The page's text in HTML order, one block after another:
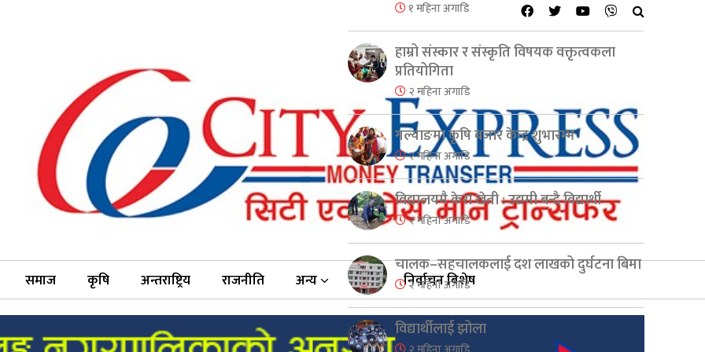
समाज कृषि अन्तराष्ट्रिय राजनीति अन्य निर्वाचन बिशेष
१ महिना अगाडि
हाम्रो संस्कार र संस्कृति विषयक वक्तृत्वकला
प्रतियोगिता
२ महिना अगाडि
गल्याङमा कृषि बजार केन्द्र शुभारम्भ
२ महिना अगाडि
विद्यालयमै केरा खेती : उद्यमी बन्दै विद्यार्थी
२ महिना अगाडि
चालक–सहचालकलाई दश लाखको दुर्घटना बिमा
२ महिना अगाडि
विद्यार्थीलाई झोला